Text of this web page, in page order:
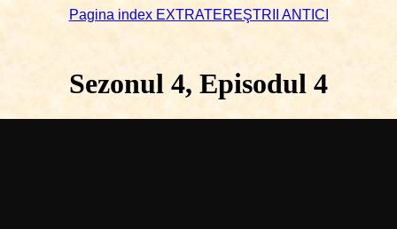
Pagina index EXTRATEREŞTRII ANTICI
Sezonul 4, Episodul 4